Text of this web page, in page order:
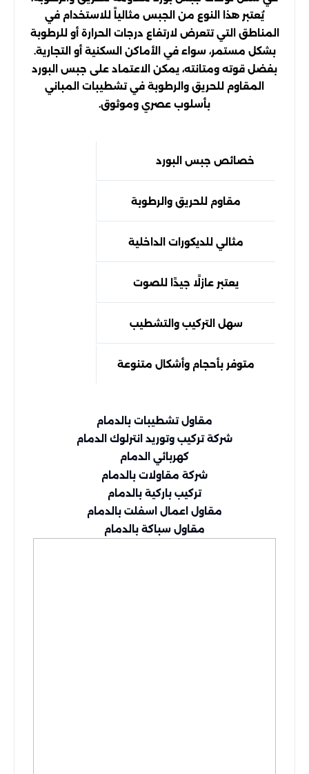
يُعتبر هذا النوع من الجبس مثالياً للاستخدام في
المناطق التي تتعرض لارتفاع درجات الحرارة أو للرطوبة
بشكل مستمر، سواء في الأماكن السكنية أو التجارية.
بفضل قوته ومتانته، يمكن الاعتماد على جبس البورد
المقاوم للحريق والرطوبة في تشطيبات المباني
بأسلوب عصري وموثوق.
خصائص جبس البورد
مقاوم للحريق والرطوبة
مثالي للديكورات الداخلية
يعتبر عازلًا جيدًا للصوت
سهل التركيب والتشطيب
متوفر بأحجام وأشكال متنوعة
مقاول تشطيبات بالدمام
شركة تركيب وتوريد انترلوك الدمام
كهربائي الدمام
شركة مقاولات بالدمام
تركيب باركية بالدمام
مقاول اعمال اسفلت بالدمام
مقاول سباكة بالدمام